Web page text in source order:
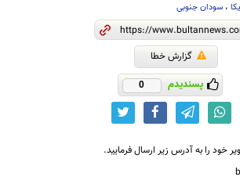
، سودان جنوبی
گزارش خطا
پسندیدم 0
خود را به آدرس زیر ارسال فرمایید.